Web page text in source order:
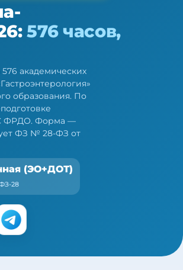
576 часов,
академических
образования. По
ФРДО. Форма —
ФЗ № 28-ФЗ от
(ЭО+ДОТ)
28